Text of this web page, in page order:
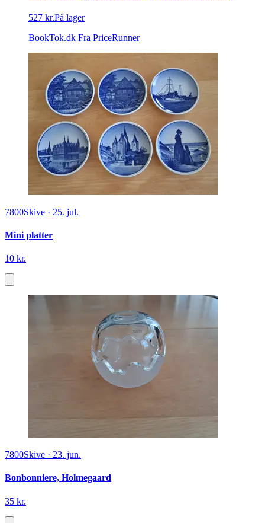
527 kr.På lager
BookTok.dk Fra PriceRunner
7800Skive · 25. jul.
Mini platter
10 kr.
7800Skive · 23. jun.
Bonbonniere, Holmegaard
35 kr.